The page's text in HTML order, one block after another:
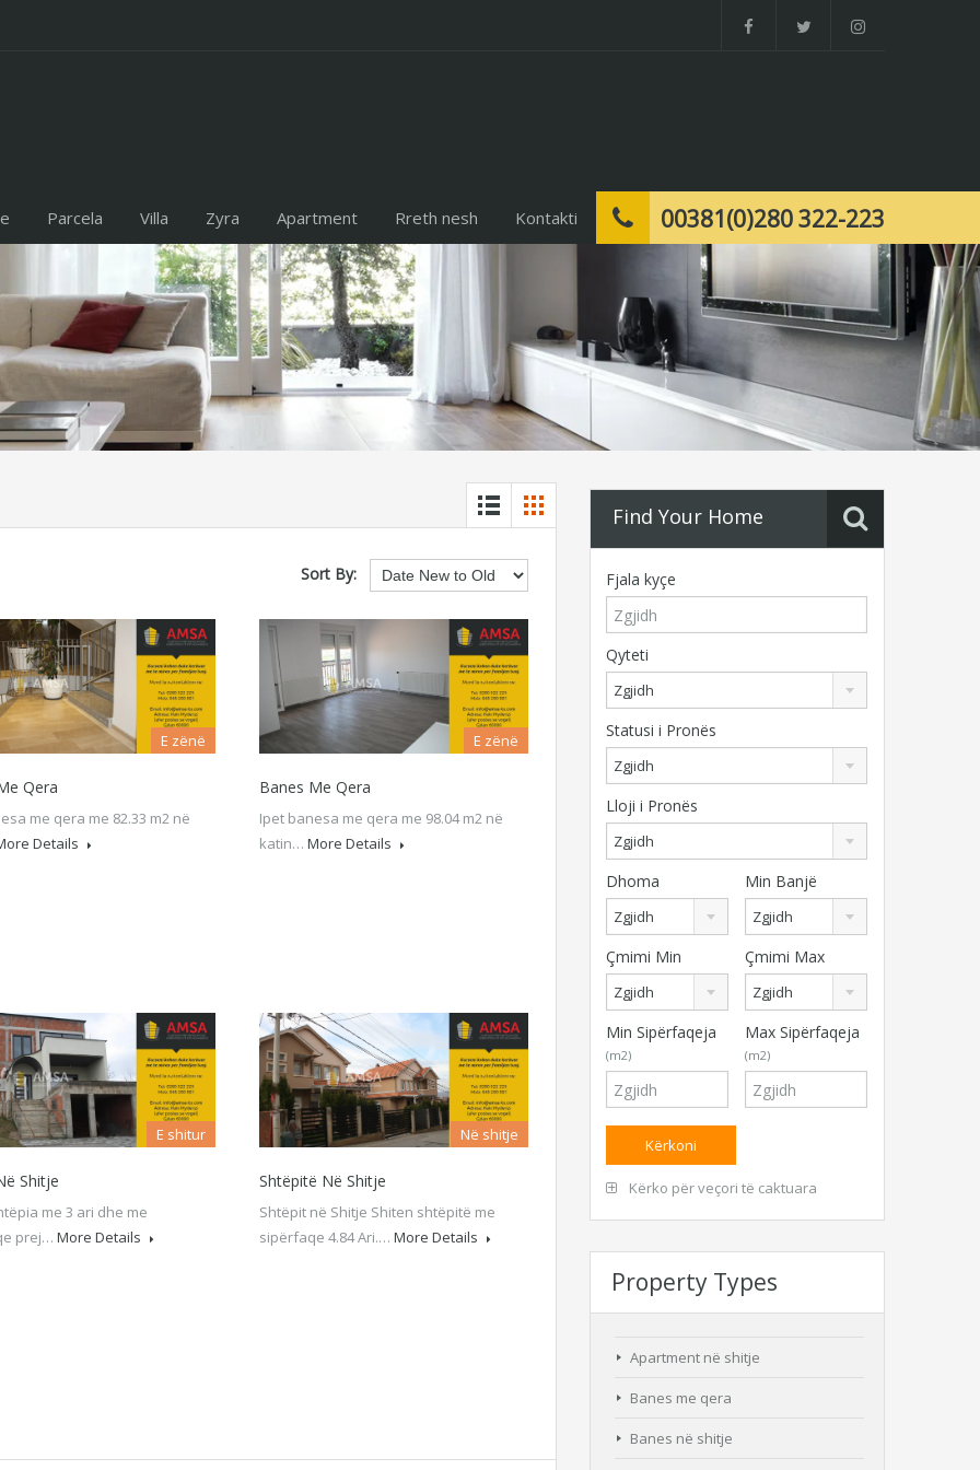
00381(0)280 322-223
Parcela Villa Zyra Apartment Rreth nesh Kontakti
Sort By:
E zënë
Qera
me qera me 82.33 m2 në
Details
E zënë
Banes Me Qera
Ipet banesa me qera me 98.04 m2 në
katin… More Details
E shitur
Shitje
me 3 ari dhe me
prej… More Details
Në shitje
Shtëpitë Në Shitje
Shtëpit në Shitje Shiten shtëpitë me
sipërfaqe 4.84 Ari.… More Details
Find Your Home
Fjala kyçe
Qyteti
Zgjidh
Statusi i Pronës
Zgjidh
Lloji i Pronës
Zgjidh
Dhoma
Zgjidh
Min Banjë
Zgjidh
Çmimi Min
Zgjidh
Çmimi Max
Zgjidh
Min Sipërfaqeja
(m2)
Max Sipërfaqeja
(m2)
Kërko për veçori të caktuara
Property Types
Apartment në shitje
Banes me qera
Banes në shitje